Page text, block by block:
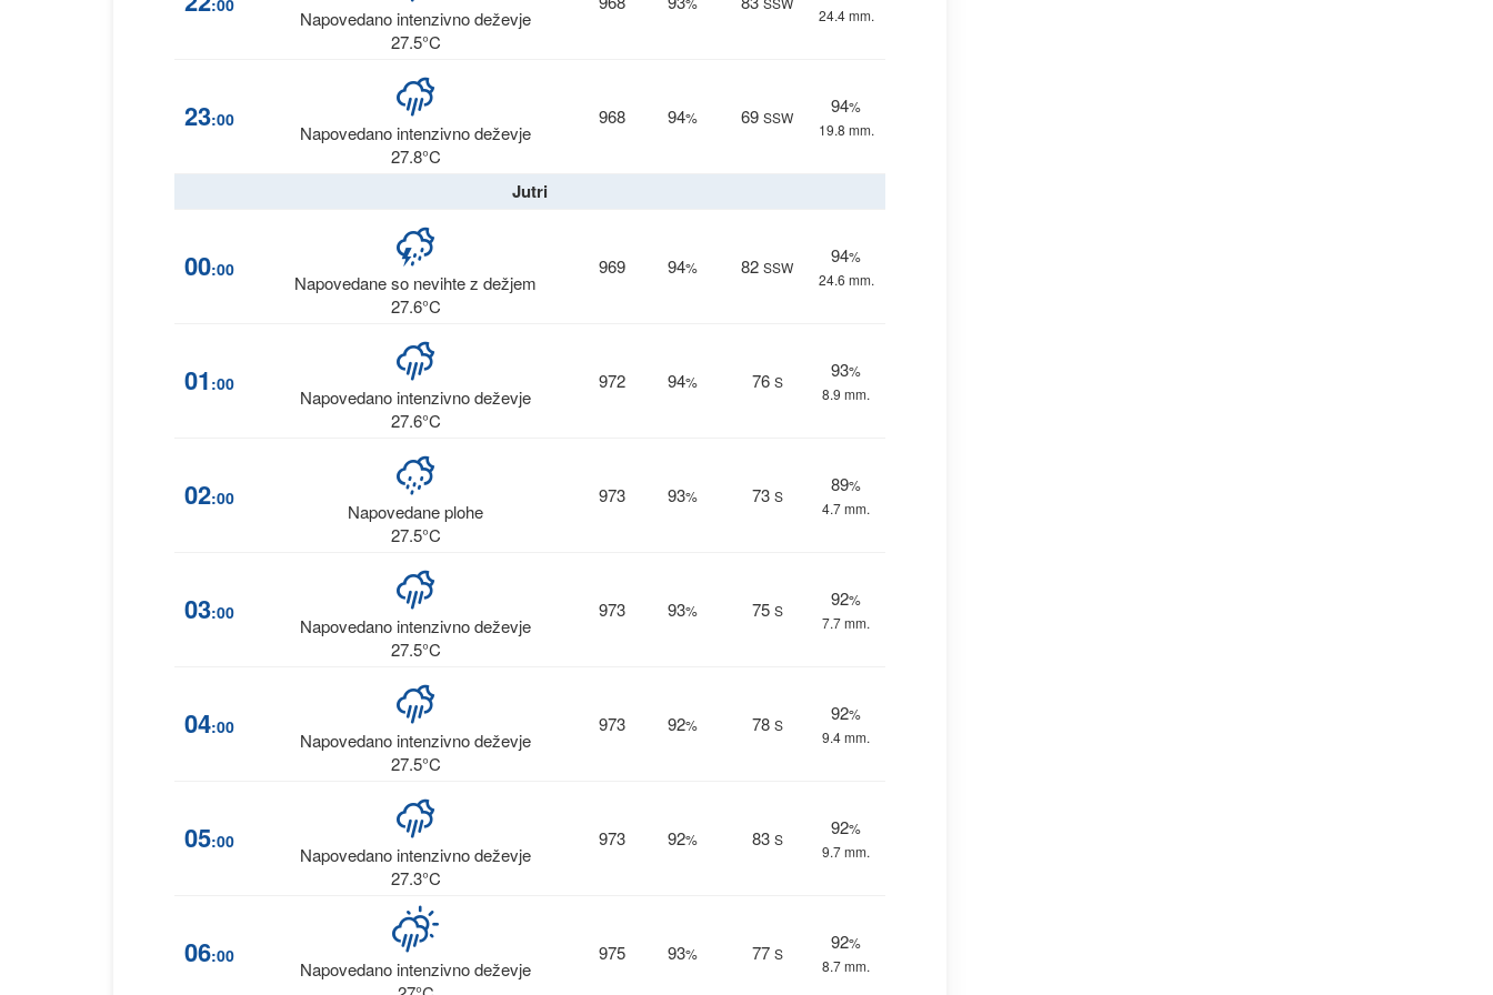
:00
Napovedano intenzivno deževje
27.5°C
24.4 mm.
23:00
Napovedano intenzivno deževje
27.8°C
968 94% 69 SSW
94%
19.8 mm.
Jutri
00:00
Napovedane so nevihte z dežjem
27.6°C
969 94% 82 SSW
94%
24.6 mm.
01 :00
Napovedano intenzivno deževje
27.6°C
972 94% 76 S
93%
8.9 mm.
02:00
Napovedane plohe
27.5°C
973 93% 73 S
89%
4.7 mm.
03:00
Napovedano intenzivno deževje
27.5°C
973 93% 75 S
92%
7.7 mm.
04:00
Napovedano intenzivno deževje
27.5°C
973 92% 78 S
92%
9.4 mm.
05:00
Napovedano intenzivno deževje
27.3°C
973 92% 83 S
92%
9.7 mm.
06:00
Napovedano intenzivno deževje
975 93% 77 S
92%
8.7 mm.